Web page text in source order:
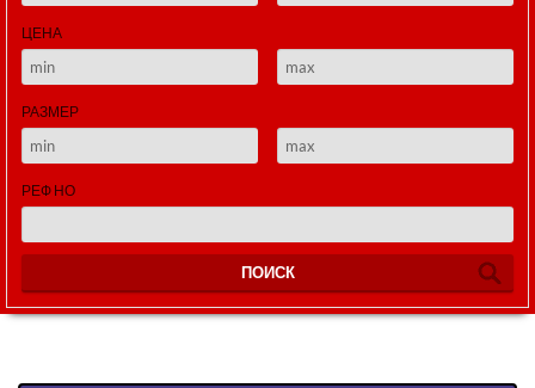
ЦЕНА
РАЗМЕР
РЕФ НО
ПОИСК